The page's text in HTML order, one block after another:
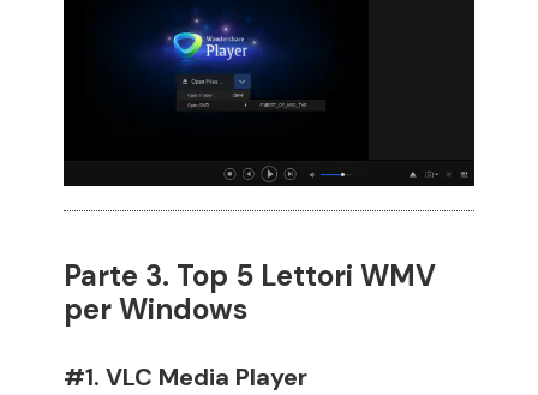
Parte 3. Top 5 Lettori WMV
per Windows
#1. VLC Media Player